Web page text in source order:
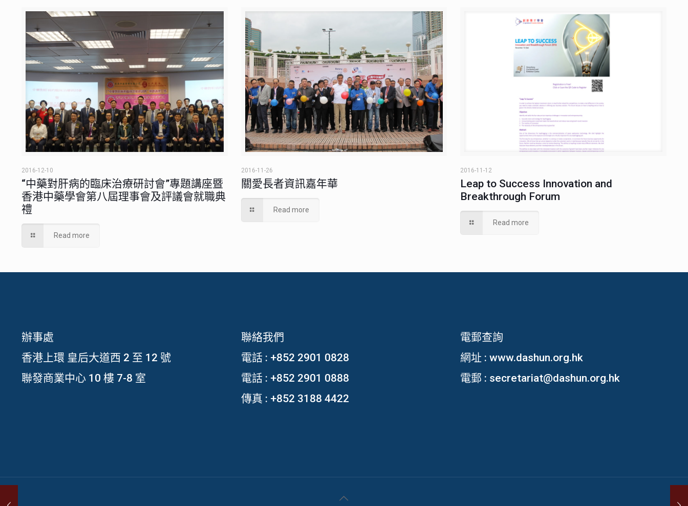
2016-12-10
“中藥對肝病的臨床治療研討會”專題講座暨
香港中藥學會第八屆理事會及評議會就職典
禮
Read more
2016-11-26
關愛長者資訊嘉年華
Read more
2016-11-12
Leap to Success Innovation and
Breakthrough Forum
Read more
辦事處
香港上環 皇后大道西 2 至 12 號
聯發商業中心 10 樓 7-8 室
聯絡我們
電話 : +852 2901 0828
電話 : +852 2901 0888
傳真 : +852 3188 4422
電郵查詢
網址 :www.dashun.org.hk
電郵 : secretariat@dashun.org.hk